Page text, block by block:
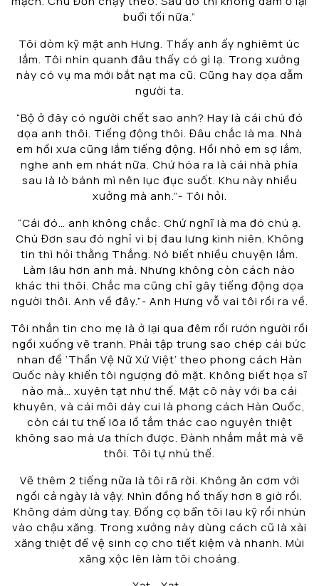
buổi tối nữa.”
Tôi dòm kỹ mặt anh Hưng. Thấy anh ấy nghiêmt úc
lắm. Tôi nhìn quanh đâu thấy có gì lạ. Trong xưởng
này có vụ ma mới bắt nạt ma cũ. Cũng hay dọa dẫm
người ta.
“Bộ ở đây có người chết sao anh? Hay là cái chú đó
dọa anh thôi. Tiếng động thôi. Đâu chắc là ma. Nhà
em hồi xưa cũng lắm tiếng động. Hồi nhỏ em sợ lắm,
nghe anh em nhát nữa. Chứ hóa ra là cái nhà phía
sau là lò bánh mì nên lục đục suốt. Khu này nhiều
xưởng mà anh.”- Tôi hỏi.
“Cái đó… anh không chắc. Chứ nghĩ là ma đó chú ạ.
Chú Đơn sau đó nghỉ vì bị đau lưng kinh niên. Không
tin thì hỏi thằng Thắng. Nó biết nhiều chuyện lắm.
Làm lâu hơn anh mà. Nhưng không còn cách nào
khác thì thôi. Chắc ma cũng chỉ gây tiếng động dọa
người thôi. Anh về đây.”- Anh Hưng vỗ vai tôi rồi ra về.
Tôi nhắn tin cho mẹ là ở lại qua đêm rồi rướn người rồi
ngồi xuống vẽ tranh. Phải tập trung sao chép cái bức
nhan đề ‘Thần Vệ Nữ Xứ Việt’ theo phong cách Hàn
Quốc này khiến tôi ngượng đỏ mặt. Không biết họa sĩ
nào mà… xuyên tạt như thế. Mặt cô này với ba cái
khuyên, và cái môi dày cui là phong cách Hàn Quốc,
còn cái tư thế lõa lồ tắm thác cao nguyên thiệt
không sao mà ưa thích được. Đành nhắm mắt mà vẽ
thôi. Tôi tự nhủ thế.
Vẽ thêm 2 tiếng nữa là tôi rã rời. Không ăn cơm với
ngồi cả ngày là vậy. Nhìn đồng hồ thấy hơn 8 giờ rồi.
Không dám dừng tay. Đống cọ bẩn tôi lau kỹ rồi nhún
vào chậu xăng. Trong xưởng này dùng cách cũ là xài
xăng thiệt để vệ sinh cọ cho tiết kiệm và nhanh. Mùi
xăng xộc lên làm tôi choáng.